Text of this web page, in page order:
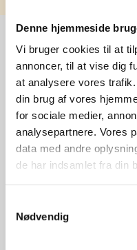
Denne hjemmeside
Vi bruger cookies til at
annoncer, til at vise dig
at analysere vores
din brug af vores
for sociale medier,
analysepartnere. Vores
data med andre
de har indsamlet fra din
Nødvendig